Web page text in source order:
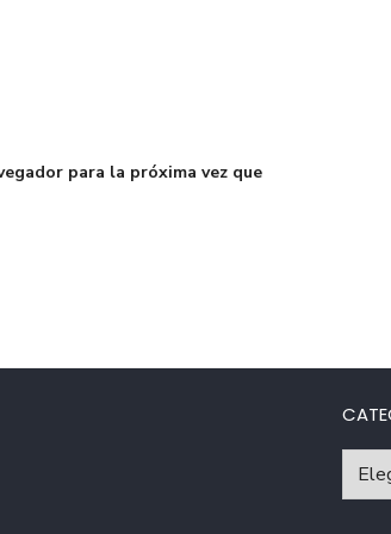
para la próxima vez que